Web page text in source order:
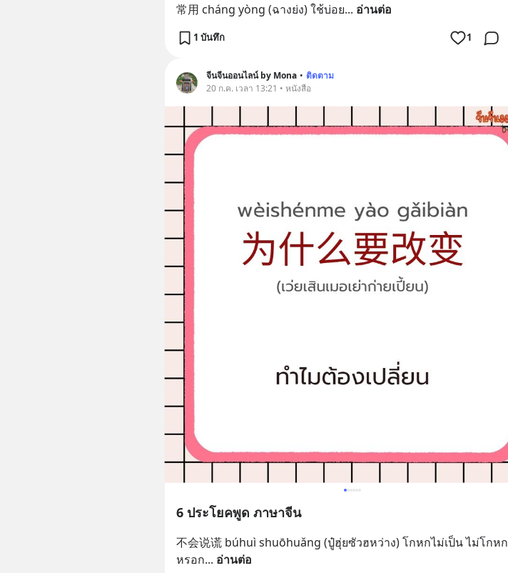
常用 cháng yòng (ฉางย่ง) ใช้บ่อย... อ่านต่อ
1 บันทึก 1
จีนจีนออนไลน์ by Mona • ติดตาม
20 ก.ค. เวลา 13:21 • หนังสือ
6 ประโยคพูด ภาษาจีน
不会说谎 búhuì shuōhuǎng (ปู๋ฮุ่ยซัวฮหว่าง) โกหกไม่เป็น ไม่โกหก
หรอก... อ่านต่อ